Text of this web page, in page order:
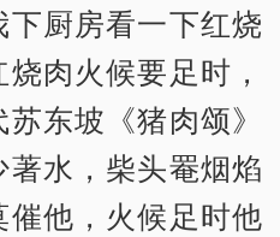
厨房看一下红烧
肉火候要足时，
东坡《猪肉颂》
水，柴头罨烟焰
他，火候足时他